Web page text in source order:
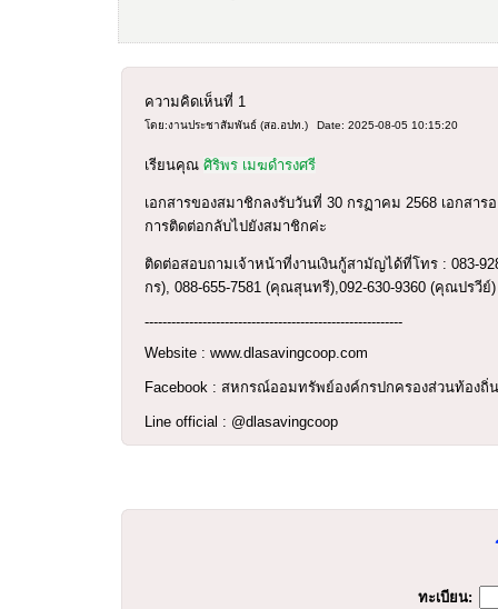
ความคิดเห็นที่ 1
โดย:งานประชาสัมพันธ์ (สอ.อปท.) Date: 2025-08-05 10:15:20
เรียนคุณ ศิริพร เมฆดำรงศรี
เอกสารของสมาชิกลงรับวันที่ 30 กรฏาคม 2568 เอกสาร
การติดต่อกลับไปยังสมาชิกค่ะ
ติดต่อสอบถามเจ้าหน้าที่งานเงินกู้สามัญได้ที่โทร : 083-
กร), 088-655-7581 (คุณสุนทรี),092-630-9360 (คุณปรวีย์)
----------------------------------------------------------
Website : www.dlasavingcoop.com
Facebook : สหกรณ์ออมทรัพย์องค์กรปกครองส่วนท้องถิ่
Line official : @dlasavingcoop
ทะเบียน: